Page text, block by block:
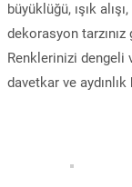
büyüklüğü, ışık
dekorasyon
Renklerinizi dengeli
davetkar ve